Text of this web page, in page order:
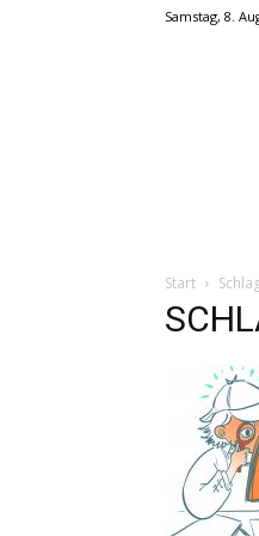
Samstag, 8.
Start